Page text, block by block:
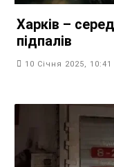
Харків –
підпалів
10 Січня 2025, 10:41